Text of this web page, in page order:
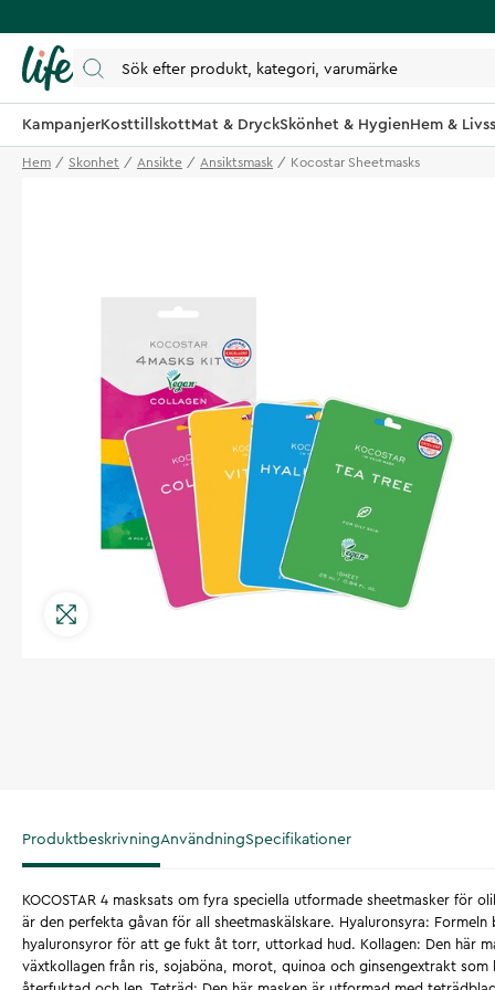
KampanjerKosttillskottMat & DryckSkönhet & HygienHem &
Hem Skonhet Ansikte Ansiktsmask Kocostar Sheetmasks
ProduktbeskrivningAnvändningSpecifikationer
KOCOSTAR 4 masksats om fyra speciella utformade sheetmasker för
är den perfekta gåvan för all sheetmaskälskare. Hyaluronsyra:
hyaluronsyror för att ge fukt åt torr, uttorkad hud. Kollagen: Den här
växtkollagen från ris, sojaböna, morot, quinoa och ginsengextrakt